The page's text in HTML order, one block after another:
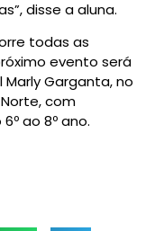
disse a aluna.
todas as
evento será
Garganta, no
com
ao 8º ano.